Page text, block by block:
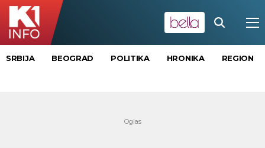
SRBIJA BEOGRAD POLITIKA HRONIKA REGION